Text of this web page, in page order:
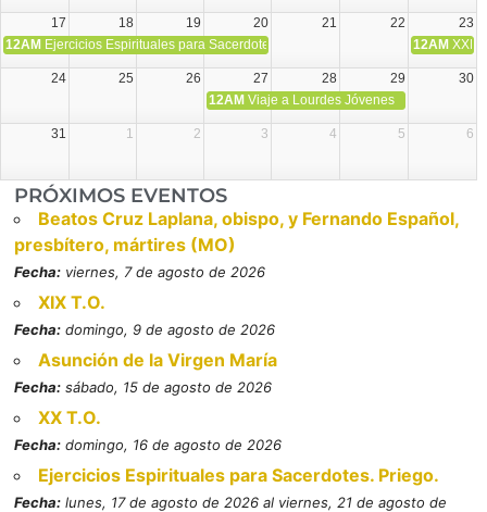
17 18 19 20 21 22
23
12AM Ejercicios Espirituales para Sacerdotes. Priego. 12AM XXI
24 25 26 27 28 29
30
12AM Viaje a Lourdes Jóvenes
31 1 2 3 4 5 6
PRÓXIMOS EVENTOS
Beatos Cruz Laplana, obispo, y Fernando Español,
presbítero, mártires (MO)
Fecha: viernes, 7 de agosto de 2026
XIX T.O.
Fecha: domingo, 9 de agosto de 2026
Asunción de la Virgen María
Fecha: sábado, 15 de agosto de 2026
XX T.O.
Fecha: domingo, 16 de agosto de 2026
Ejercicios Espirituales para Sacerdotes. Priego.
Fecha: lunes, 17 de agosto de 2026 al viernes, 21 de agosto de